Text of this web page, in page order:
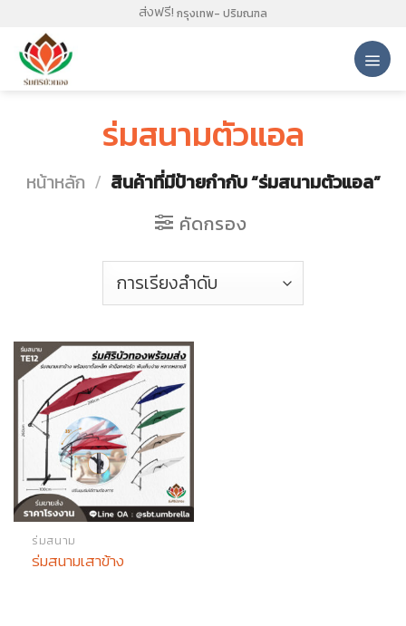
content
ส่งฟรี! กรุงเทพ- ปริมณฑล
ร่มสนามตัวแอล
หน้าหลัก / สินค้าที่มีป้ายกำกับ “ร่มสนามตัวแอล”
คัดกรอง
ร่มสนาม
ร่มสนามเสาข้าง